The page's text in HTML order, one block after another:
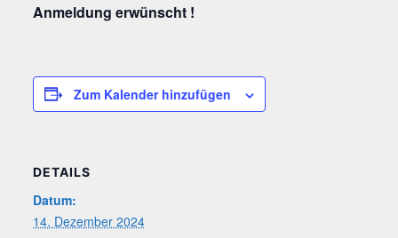
Anmel­dung erwünscht !
Zum Kalender hinzufügen
DETAILS
Datum:
14. Dezember 2024